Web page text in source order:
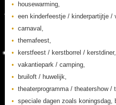
housewarming,
een kinderfeestje / kinderpartijtje /
carnaval,
themafeest,
kerstfeest / kerstborrel / kerstdiner,
vakantiepark / camping,
bruiloft / huwelijk,
theaterprogramma / theatershow /
speciale dagen zoals koningsdag,